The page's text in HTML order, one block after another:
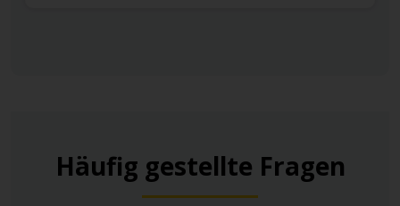
Häufig gestellte Fragen